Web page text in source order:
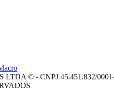
© - CNPJ 45.451.832/